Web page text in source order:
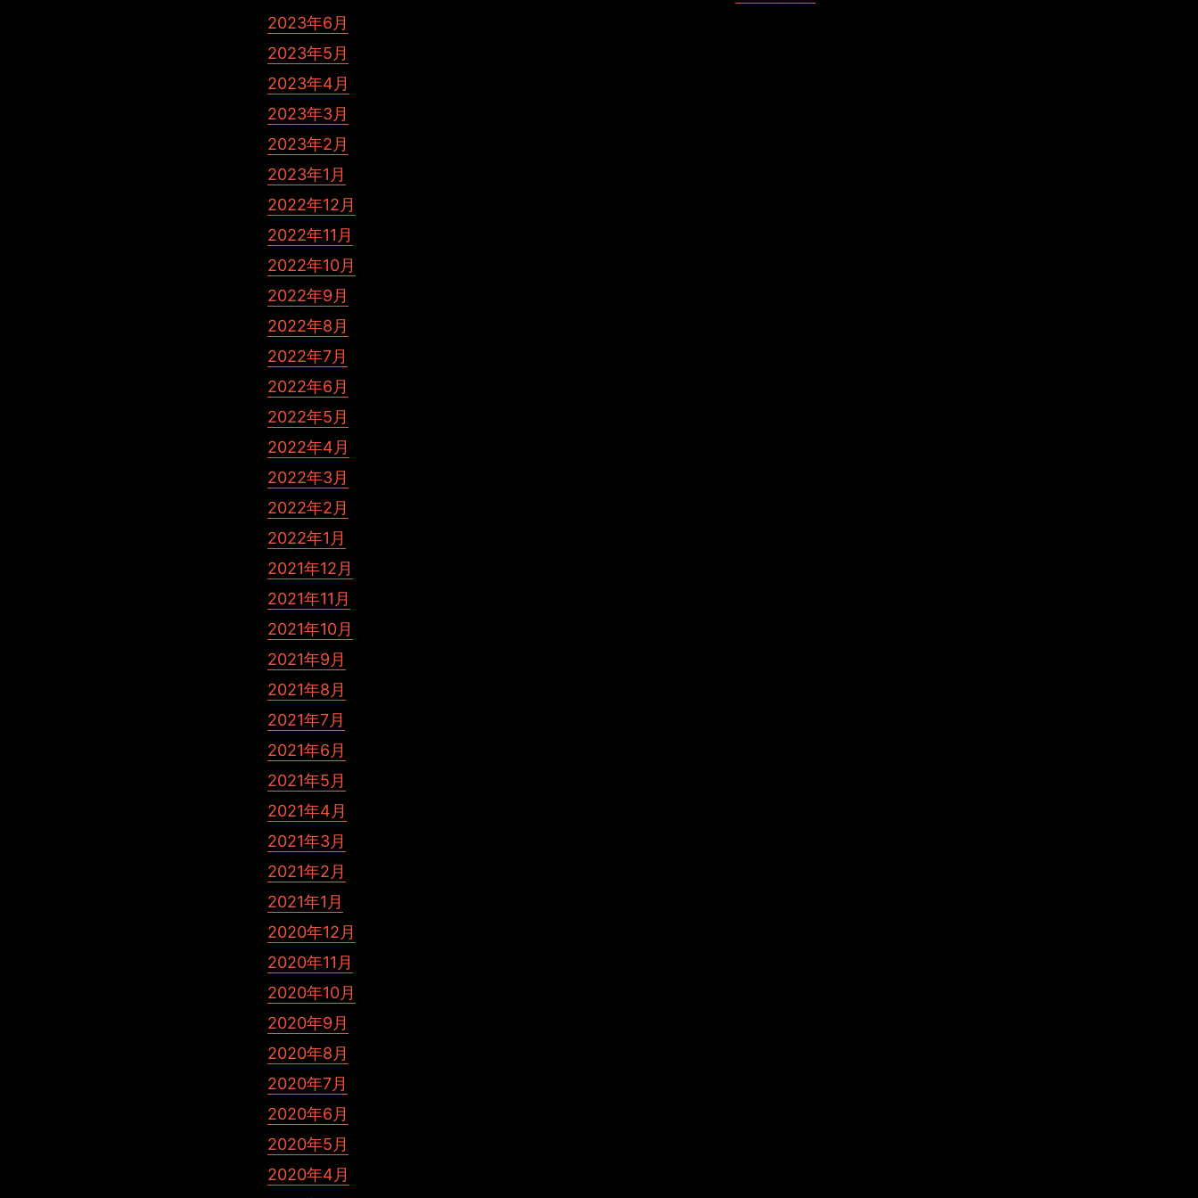
2023年6月
2023年5月
2023年4月
2023年3月
2023年2月
2023年1月
2022年12月
2022年11月
2022年10月
2022年9月
2022年8月
2022年7月
2022年6月
2022年5月
2022年4月
2022年3月
2022年2月
2022年1月
2021年12月
2021年11月
2021年10月
2021年9月
2021年8月
2021年7月
2021年6月
2021年5月
2021年4月
2021年3月
2021年2月
2021年1月
2020年12月
2020年11月
2020年10月
2020年9月
2020年8月
2020年7月
2020年6月
2020年5月
2020年4月